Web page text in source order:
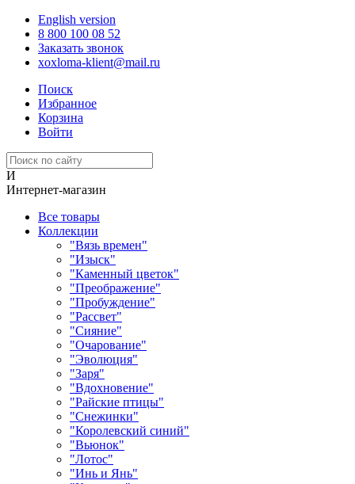
English version
8 800 100 08 52
Заказать звонок
xoxloma-klient@mail.ru
Поиск
Избранное
Корзина
Войти
И
Интернет-магазин
Все товары
Коллекции
"Вязь времен"
"Изыск"
"Каменный цветок"
"Преображение"
"Пробуждение"
"Рассвет"
"Сияние"
"Очарование"
"Эволюция"
"Заря"
"Вдохновение"
"Райские птицы"
"Снежинки"
"Королевский синий"
"Вьюнок"
"Лотос"
"Инь и Янь"